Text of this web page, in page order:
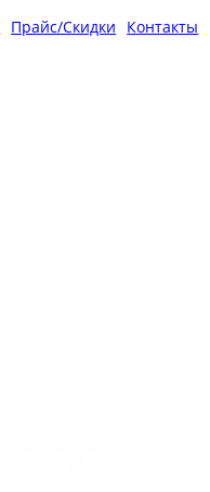
Прайс/Скидки Контакты